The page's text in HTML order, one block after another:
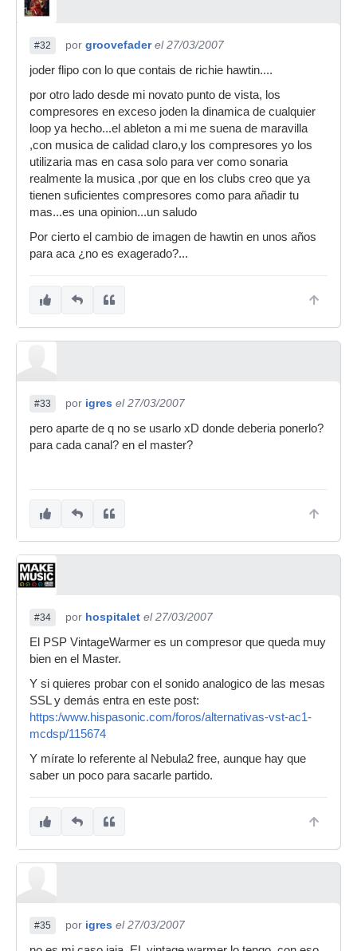
#32 por groovefader el 27/03/2007
joder flipo con lo que contais de richie hawtin....
por otro lado desde mi novato punto de vista, los
compresores en exceso joden la dinamica de cualquier
loop ya hecho...el ableton a mi me suena de maravilla
,con musica de calidad claro,y los compresores yo los
utilizaria mas en casa solo para ver como sonaria
realmente la musica ,por que en los clubs creo que ya
tienen suficientes compresores como para añadir tu
mas...es una opinion...un saludo
Por cierto el cambio de imagen de hawtin en unos años
para aca ¿no es exagerado?...
#33 por igres el 27/03/2007
pero aparte de q no se usarlo xD donde deberia ponerlo?
para cada canal? en el master?
#34 por hospitalet el 27/03/2007
El PSP VintageWarmer es un compresor que queda muy
bien en el Master.
Y si quieres probar con el sonido analogico de las mesas
SSL y demás entra en este post:
https:/www.hispasonic.com/foros/alternativas-vst-ac1-
mcdsp/115674
Y mírate lo referente al Nebula2 free, aunque hay que
saber un poco para sacarle partido.
#35 por igres el 27/03/2007